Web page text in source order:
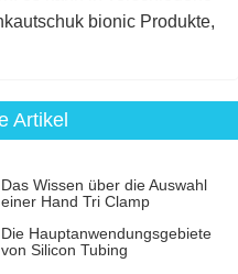
bionic Produkte,
Artikel
Das Wissen über die Auswahl
einer Hand Tri Clamp
Die Hauptanwendungsgebiete
von Silicon Tubing